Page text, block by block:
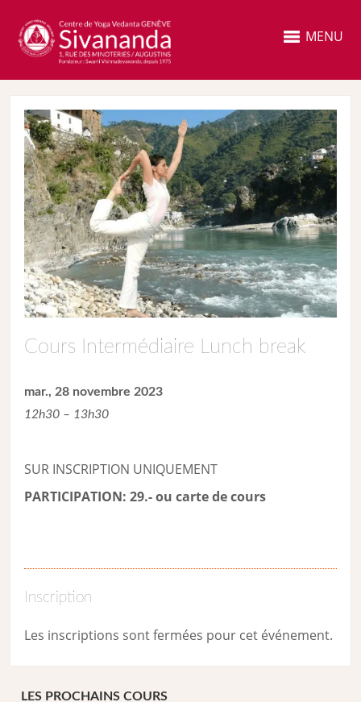
MENU
Cours Intermédiaire Lunch break
mar., 28 novembre 2023
12h30 – 13h30
SUR INSCRIPTION UNIQUEMENT
PARTICIPATION: 29.- ou carte de cours
Inscription
Les inscriptions sont fermées pour cet événement.
LES PROCHAINS COURS